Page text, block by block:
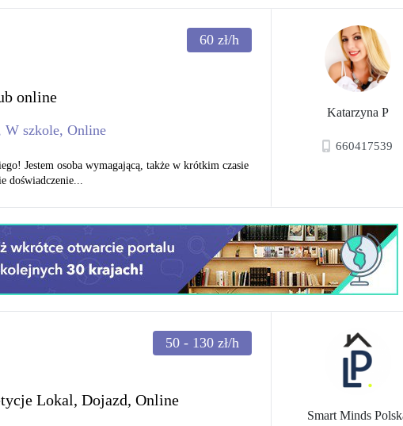
60 zł/h
online
W szkole, Online
Jestem osoba wymagającą, także w krótkim czasie
Katarzyna P
660417539
50 - 130 zł/h
Lokal, Dojazd, Online
Smart Minds